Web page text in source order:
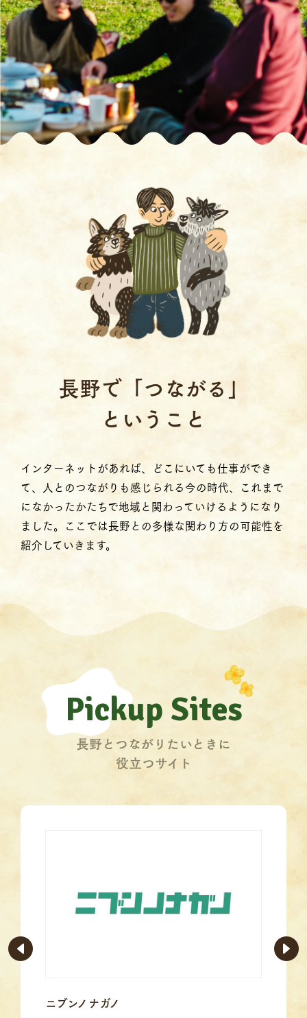
⻑野で「つながる」
ということ
インターネットがあれば、どこにいても仕事ができ
て、人とのつながりも感じられる今の時代、これまで
になかったかたちで地域と関わっていけるようになり
ました。ここでは長野との多様な関わり方の可能性を
紹介していきます。
Pickup Sites
長野とつながりたいときに
役立つサイト
ニブンノナガノ